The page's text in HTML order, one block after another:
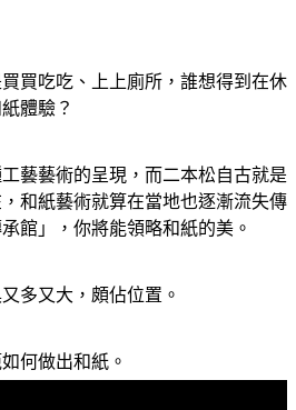
買吃吃、上上廁所，誰想得到在休
體驗？
藝藝術的呈現，而二本松自古就是
和紙藝術就算在當地也逐漸流失傳
館」，你將能領略和紙的美。
多又大，頗佔位置。
何做出和紙。